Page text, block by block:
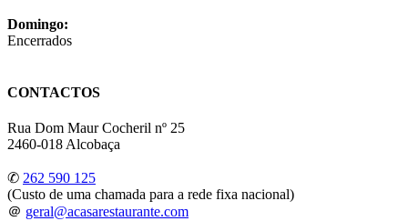
Domingo:
Encerrados
CONTACTOS
Rua Dom Maur Cocheril nº 25
2460-018 Alcobaça
✆ 262 590 125
(Custo de uma chamada para a rede fixa nacional)
＠ geral@acasarestaurante.com